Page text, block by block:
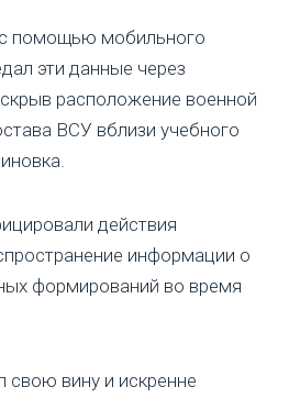
с помощью мобильного
эти данные через
расположение военной
ВСУ вблизи учебного
действия
информации о
формирований во время
свою вину и искренне